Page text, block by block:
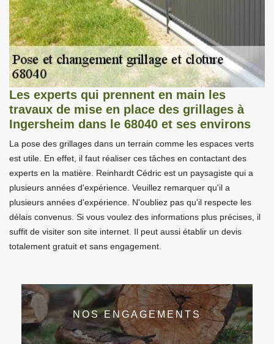
Les experts qui prennent en main les
travaux de mise en place des grillages à
Ingersheim dans le 68040 et ses environs
La pose des grillages dans un terrain comme les espaces verts
est utile. En effet, il faut réaliser ces tâches en contactant des
experts en la matière. Reinhardt Cédric est un paysagiste qui a
plusieurs années d'expérience. Veuillez remarquer qu'il a
plusieurs années d'expérience. N'oubliez pas qu'il respecte les
délais convenus. Si vous voulez des informations plus précises, il
suffit de visiter son site internet. Il peut aussi établir un devis
totalement gratuit et sans engagement.
NOS ENGAGEMENTS